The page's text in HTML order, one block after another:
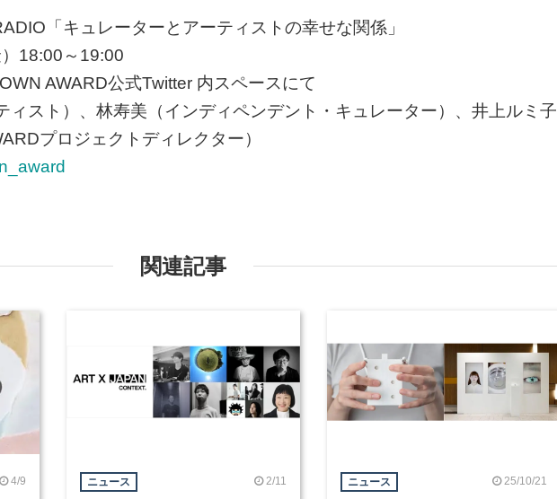
「キュレーターとアーティストの幸せな関係」
18:00～19:00
AWARD公式Twitter 内スペースにて
ィスト）、林寿美（インディペンデント・キュレーター）、井上ルミ子
プロジェクトディレクター）
関連記事
4/9 ニュース 2/11 ニュース 25/10/21